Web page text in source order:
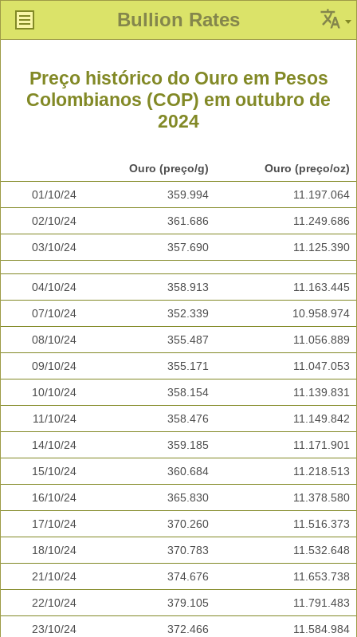
Bullion Rates
Preço histórico do Ouro em Pesos
Colombianos (COP) em outubro de
2024
Ouro (preço/g) Ouro (preço/oz)
01/10/24 359.994 11.197.064
02/10/24 361.686 11.249.686
03/10/24 357.690 11.125.390
04/10/24 358.913 11.163.445
07/10/24 352.339 10.958.974
08/10/24 355.487 11.056.889
09/10/24 355.171 11.047.053
10/10/24 358.154 11.139.831
11/10/24 358.476 11.149.842
14/10/24 359.185 11.171.901
15/10/24 360.684 11.218.513
16/10/24 365.830 11.378.580
17/10/24 370.260 11.516.373
18/10/24 370.783 11.532.648
21/10/24 374.676 11.653.738
22/10/24 379.105 11.791.483
23/10/24 372.466 11.584.984